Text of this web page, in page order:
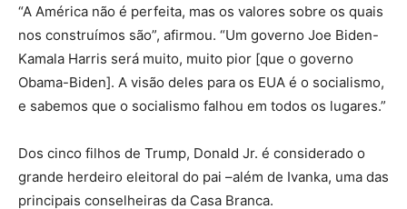
“A América não é perfeita, mas os valores sobre os quais
nos construímos são”, afirmou. “Um governo Joe Biden-
Kamala Harris será muito, muito pior [que o governo
Obama-Biden]. A visão deles para os EUA é o socialismo,
e sabemos que o socialismo falhou em todos os lugares.”
Dos cinco filhos de Trump, Donald Jr. é considerado o
grande herdeiro eleitoral do pai –além de Ivanka, uma das
principais conselheiras da Casa Branca.